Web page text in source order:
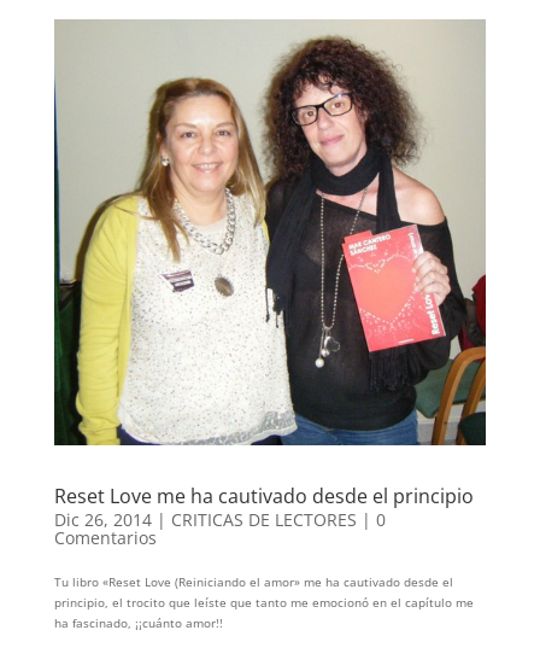
Reset Love me ha cautivado desde el principio
Dic 26, 2014| CRITICAS DE LECTORES | 0
Comentarios
Tu libro «Reset Love (Reiniciando el amor» me ha cautivado desde el
principio, el trocito que leíste que tanto me emocionó en el capítulo me
ha fascinado, ¡¡cuánto amor!!